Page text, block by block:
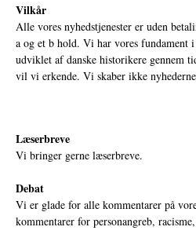
Vilkår
Alle vores nyhedstjenester er uden
a og et b hold. Vi har vores fundament
udviklet af danske historikere gennem
vil vi erkende. Vi skaber ikke
Læserbreve
Vi bringer gerne læserbreve.
Debat
Vi er glade for alle kommentarer på
kommentarer for personangreb,